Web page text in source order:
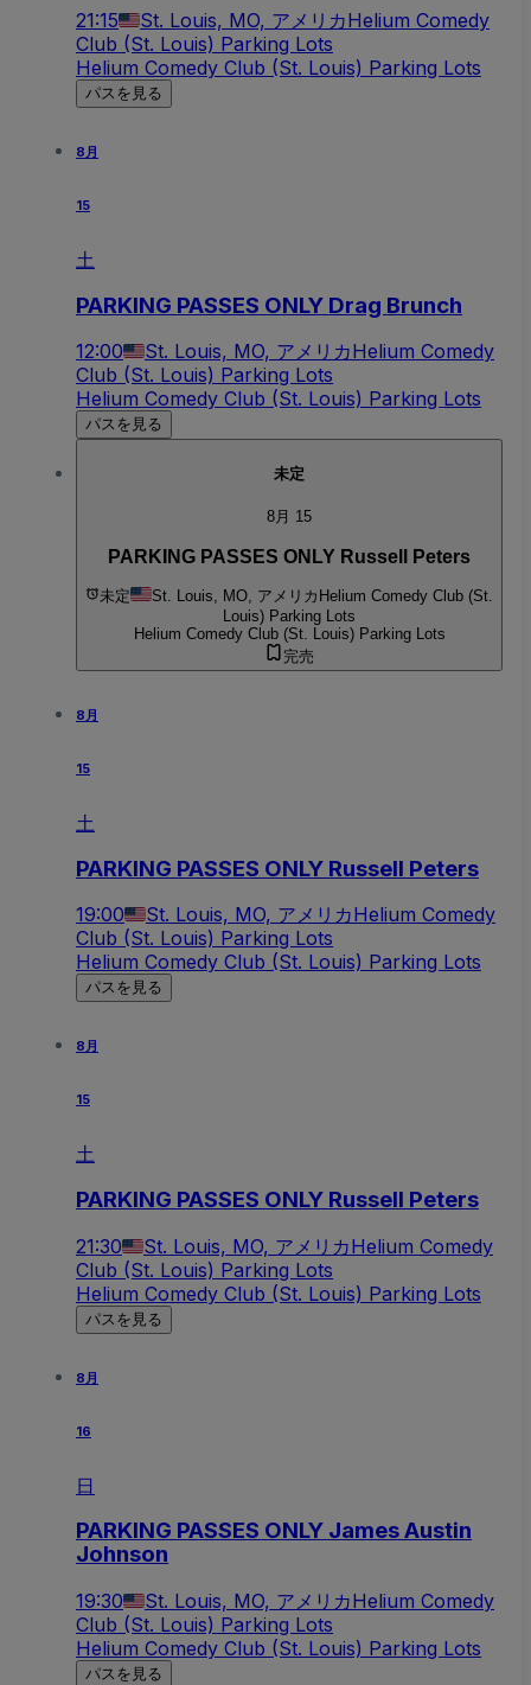
21:15 St. Louis, MO, アメリカHelium Comedy
Club (St. Louis) Parking Lots
Helium Comedy Club (St. Louis) Parking Lots
パスを見る
8月
15
土
PARKING PASSES ONLY Drag Brunch
12:00 St. Louis, MO, アメリカHelium Comedy
Club (St. Louis) Parking Lots
Helium Comedy Club (St. Louis) Parking Lots
パスを見る
未定
8月 15
PARKING PASSES ONLY Russell Peters
未定 St. Louis, MO, アメリカ Helium Comedy Club (St.
Louis) Parking Lots
Helium Comedy Club (St. Louis) Parking Lots
完売
8月
15
土
PARKING PASSES ONLY Russell Peters
19:00 St. Louis, MO, アメリカHelium Comedy
Club (St. Louis) Parking Lots
Helium Comedy Club (St. Louis) Parking Lots
パスを見る
8月
15
土
PARKING PASSES ONLY Russell Peters
21:30 St. Louis, MO, アメリカHelium Comedy
Club (St. Louis) Parking Lots
Helium Comedy Club (St. Louis) Parking Lots
パスを見る
8月
16
日
PARKING PASSES ONLY James Austin
Johnson
19:30 St. Louis, MO, アメリカHelium Comedy
Club (St. Louis) Parking Lots
Helium Comedy Club (St. Louis) Parking Lots
パスを見る